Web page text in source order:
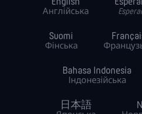
Англійська
Suomi
Фінська
Bahasa Indonesia
Індонезійська
日本語